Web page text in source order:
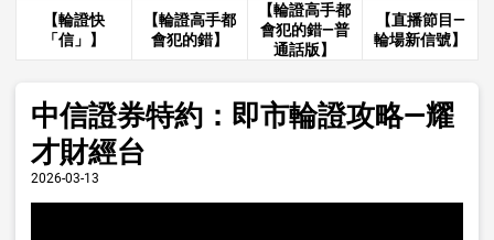
【輪證快
「信」】
【輪證高手都
會犯的錯】
【輪證高手都
會犯的錯—普
通話版】
【直播節目—
輪場新信號】
中信證券特約：即市輪證攻略—耀
才財經台
2026-03-13